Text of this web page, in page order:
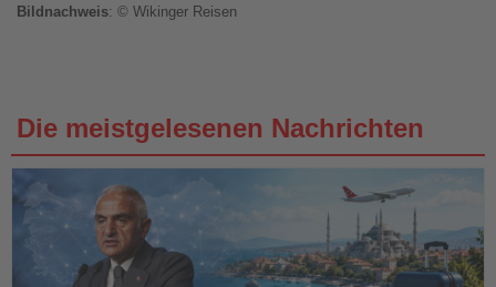
Bildnachweis: © Wikinger Reisen
Die meistgelesenen Nachrichten